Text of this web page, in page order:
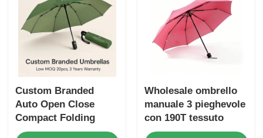
Custom Branded
Auto Open Close
Compact Folding
Umbrella con 8
Wholesale ombrello
manuale 3 pieghevole
con 190T tessuto
Pongee 250g ultra-